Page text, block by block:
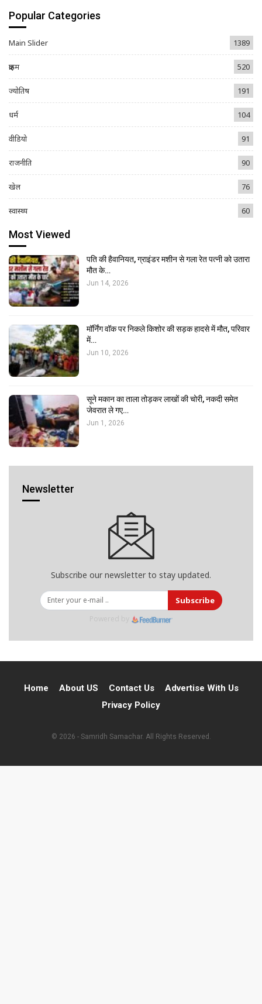
Popular Categories
Main Slider 1389
क्राइम 520
ज्योतिष 191
धर्म 104
वीडियो 91
राजनीति 90
खेल 76
स्वास्थ्य 60
Most Viewed
पति की हैवानियत, ग्राइंडर मशीन से गला रेत पत्नी को उतारा
मौत के…
Jun 14, 2026
मॉर्निंग वॉक पर निकले किशोर की सड़क हादसे में मौत, परिवार
में…
Jun 10, 2026
सूने मकान का ताला तोड़कर लाखों की चोरी, नकदी समेत
जेवरात ले गए…
Jun 1, 2026
Newsletter
Subscribe our newsletter to stay updated.
Subscribe
Home About US Contact Us
Advertise With Us
Privacy Policy
© 2026 - Samridh Samachar. All Rights Reserved.